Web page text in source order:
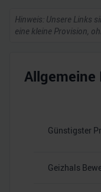
Hinweis: Unsere Links
eine kleine Provision,
Günstigster
Geizhals